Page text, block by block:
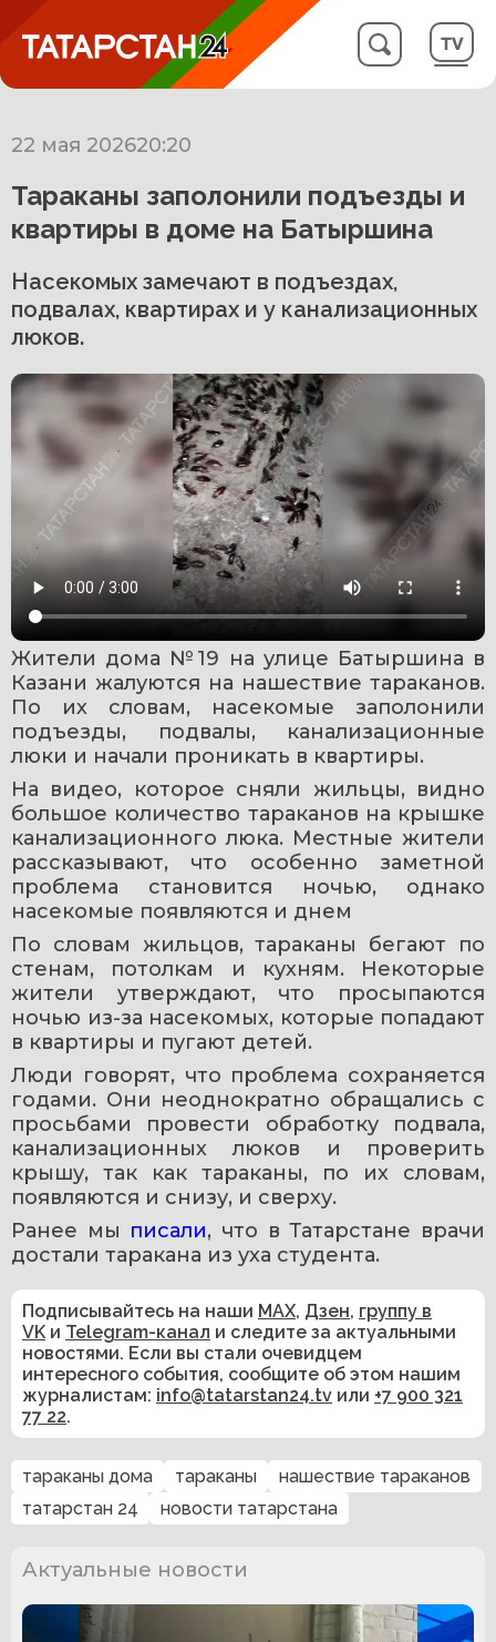
22 мая 202620:20
Тараканы заполонили подъезды и
квартиры в доме на Батыршина
Насекомых замечают в подъездах,
подвалах, квартирах и у канализационных
люков.
Жители дома №19 на улице Батыршина в
Казани жалуются на нашествие тараканов.
По их словам, насекомые заполонили
подъезды, подвалы, канализационные
люки и начали проникать в квартиры.
На видео, которое сняли жильцы, видно
большое количество тараканов на крышке
канализационного люка. Местные жители
рассказывают, что особенно заметной
проблема становится ночью, однако
насекомые появляются и днем
По словам жильцов, тараканы бегают по
стенам, потолкам и кухням. Некоторые
жители утверждают, что просыпаются
ночью из-за насекомых, которые попадают
в квартиры и пугают детей.
Люди говорят, что проблема сохраняется
годами. Они неоднократно обращались с
просьбами провести обработку подвала,
канализационных люков и проверить
крышу, так как тараканы, по их словам,
появляются и снизу, и сверху.
Ранее мы писали, что в Татарстане врачи
достали таракана из уха студента.
Подписывайтесь на наши MAX, Дзен, группу в
VK и Telegram-канал и следите за актуальными
новостями. Если вы стали очевидцем
интересного события, сообщите об этом нашим
журналистам: info@tatarstan24.tv или +7 900 321
77 22.
тараканы дома тараканы
нашествие тараканов
татарстан 24
новости татарстана
Актуальные новости